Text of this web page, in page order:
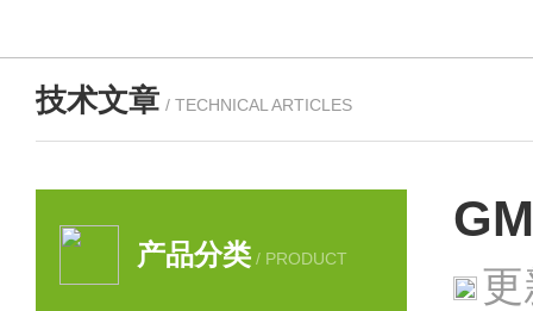
技术文章 / TECHNICAL ARTICLES
产品分类 / PRODUCT